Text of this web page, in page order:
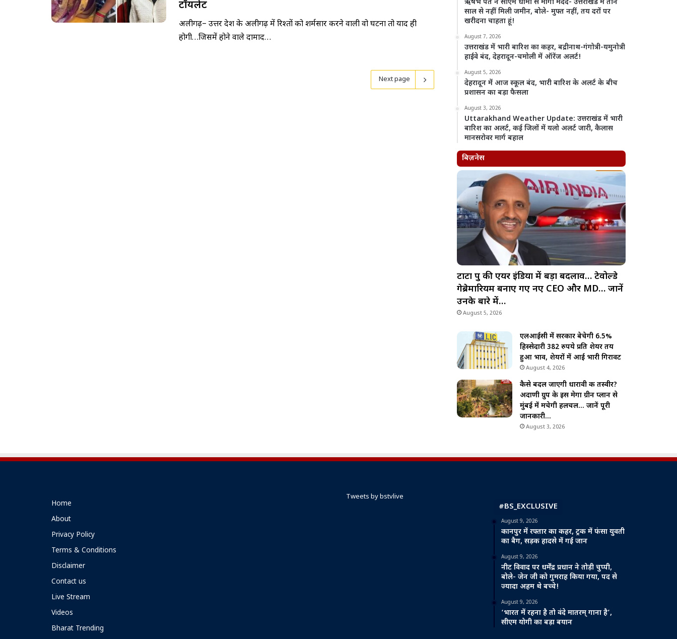
टॉयलेट
अलीगढ़– उत्तर प्रदेश के अलीगढ़ में रिश्तों को शर्मसार करने वाली वो घटना तो याद ही
होगी…जिसमें होने वाले दामाद…
Next page
ऋषभ पंत ने सीएम धामी से मांगी मदद- उत्तराखंड में तीन
साल से नहीं मिली जमीन, बोले- मुफ्त नहीं, तय दरों पर
खरीदना चाहता हूं!
August 7, 2026
उत्तराखंड में भारी बारिश का कहर, बद्रीनाथ-गंगोत्री-यमुनोत्री
हाईवे बंद, देहरादून-चमोली में ऑरेंज अलर्ट!
August 5, 2026
देहरादून में आज स्कूल बंद, भारी बारिश के अलर्ट के बीच
प्रशासन का बड़ा फैसला
August 3, 2026
Uttarakhand Weather Update: उत्तराखंड में भारी
बारिश का अलर्ट, कई जिलों में यलो अलर्ट जारी, कैलास
मानसरोवर मार्ग बहाल
बिज़नेस
टाटा ग्रुप की एयर इंडिया में बड़ा बदलाव… टेवोल्डे
गेब्रेमारियम बनाए गए नए CEO और MD… जानें
उनके बारे में…
August 5, 2026
एलआईसी में सरकार बेचेगी 6.5%
हिस्सेदारी 382 रुपये प्रति शेयर तय
हुआ भाव, शेयरों में आई भारी गिरावट
August 4, 2026
कैसे बदल जाएगी धारावी की तस्वीर?
अदाणी ग्रुप के इस मेगा ग्रीन प्लान से
मुंबई में मचेगी हलचल… जानें पूरी
जानकारी…
August 3, 2026
Home
About
Privacy Policy
Terms & Conditions
Disclaimer
Contact us
Live Stream
Videos
Bharat Trending
Tweets by bstvlive
#BS_EXCLUSIVE
August 9, 2026
कानपुर में रफ्तार का कहर, ट्रक में फंसा युवती
का बैग, सड़क हादसे में गई जान
August 9, 2026
नीट विवाद पर धर्मेंद्र प्रधान ने तोड़ी चुप्पी,
बोले- जेन जी को गुमराह किया गया, पद से
ज्यादा अहम थे बच्चे!
August 9, 2026
‘भारत में रहना है तो वंदे मातरम् गाना है’,
सीएम योगी का बड़ा बयान